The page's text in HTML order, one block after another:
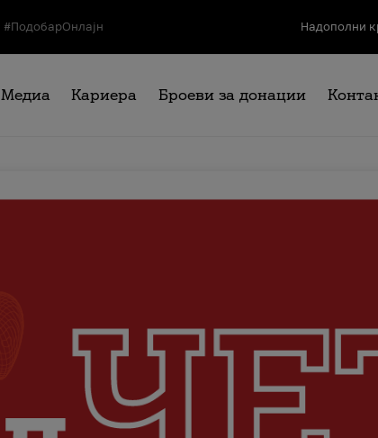
#ПодобарОнлајн Надополни
Медиа Кариера Броеви за донации